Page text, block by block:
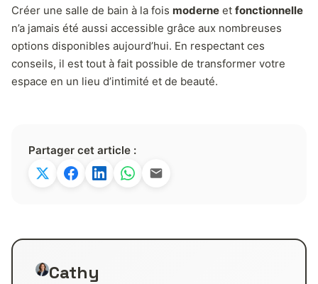
Créer une salle de bain à la fois moderne et fonctionnelle
n’a jamais été aussi accessible grâce aux nombreuses
options disponibles aujourd’hui. En respectant ces
conseils, il est tout à fait possible de transformer votre
espace en un lieu d’intimité et de beauté.
Partager cet article :
Cathy